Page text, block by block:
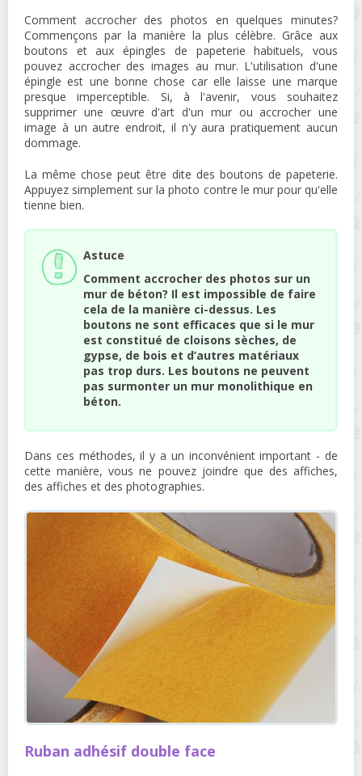
Comment accrocher des photos en quelques minutes?
Commençons par la manière la plus célèbre. Grâce aux
boutons et aux épingles de papeterie habituels, vous
pouvez accrocher des images au mur. L'utilisation d'une
épingle est une bonne chose car elle laisse une marque
presque imperceptible. Si, à l'avenir, vous souhaitez
supprimer une œuvre d'art d'un mur ou accrocher une
image à un autre endroit, il n'y aura pratiquement aucun
dommage.
La même chose peut être dite des boutons de papeterie.
Appuyez simplement sur la photo contre le mur pour qu'elle
tienne bien.
Astuce
Comment accrocher des photos sur un
mur de béton? Il est impossible de faire
cela de la manière ci-dessus. Les
boutons ne sont efficaces que si le mur
est constitué de cloisons sèches, de
gypse, de bois et d’autres matériaux
pas trop durs. Les boutons ne peuvent
pas surmonter un mur monolithique en
béton.
Dans ces méthodes, il y a un inconvénient important - de
cette manière, vous ne pouvez joindre que des affiches,
des affiches et des photographies.
Ruban adhésif double face